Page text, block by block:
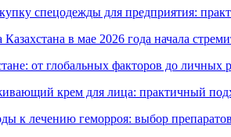
спецодежды для предприятия:
в мае 2026 года начала
от глобальных факторов до личных
крем для лица: практичный
к лечению геморроя: выбор препаратов